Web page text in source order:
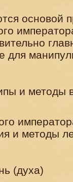
основой
для
и методы
и методы
(духа)